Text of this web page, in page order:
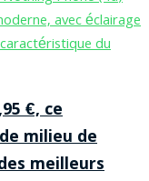
€, ce
milieu de
meilleurs